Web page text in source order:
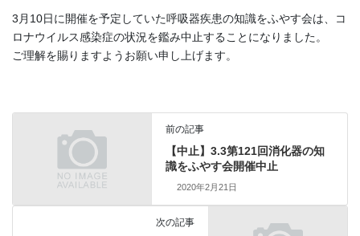
3月10日に開催を予定していた呼吸器疾患の知識をふやす会は、コ
ロナウイルス感染症の状況を鑑み中止することになりました。
ご理解を賜りますようお願い申し上げます。
前の記事
【中止】3.3第121回消化器の知
識をふやす会開催中止
2020年2月21日
次の記事